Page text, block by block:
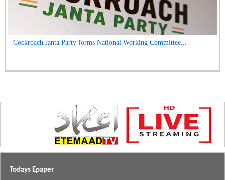
Cockroach Janta Party forms National Working Committee...
Todays Epaper